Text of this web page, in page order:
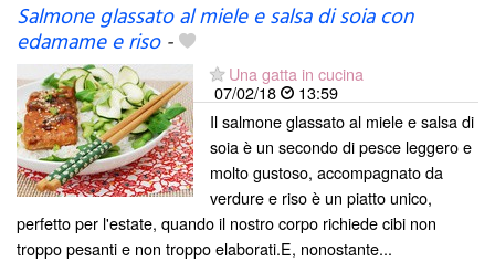
Salmone glassato al miele e salsa di soia con
edamame e riso-
Una gatta in cucina
07/02/18
13:59
Il salmone glassato al miele e salsa di
soia è un secondo di pesce leggero e
molto gustoso, accompagnato da
verdure e riso è un piatto unico,
perfetto per l'estate, quando il nostro corpo richiede cibi non
troppo pesanti e non troppo elaborati.E, nonostante...